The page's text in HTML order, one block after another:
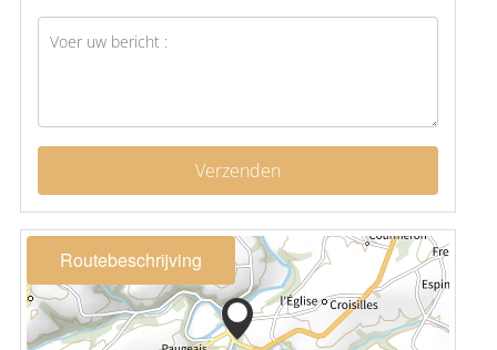
Verzenden
Routebeschrijving